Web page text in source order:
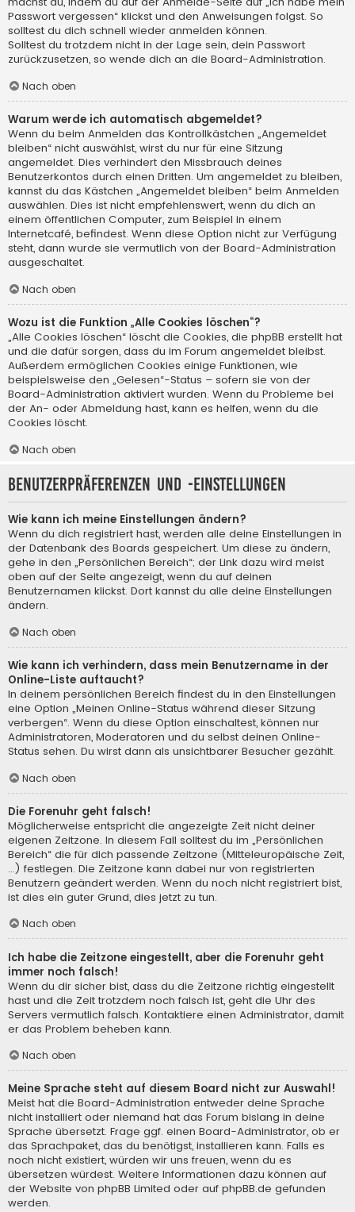
Passwort vergessen“ klickst und den Anweisungen folgst. So
solltest du dich schnell wieder anmelden können.
Solltest du trotzdem nicht in der Lage sein, dein Passwort
zurückzusetzen, so wende dich an die Board-Administration.
Nach oben
Warum werde ich automatisch abgemeldet?
Wenn du beim Anmelden das Kontrollkästchen „Angemeldet
bleiben“ nicht auswählst, wirst du nur für eine Sitzung
angemeldet. Dies verhindert den Missbrauch deines
Benutzerkontos durch einen Dritten. Um angemeldet zu bleiben,
kannst du das Kästchen „Angemeldet bleiben“ beim Anmelden
auswählen. Dies ist nicht empfehlenswert, wenn du dich an
einem öffentlichen Computer, zum Beispiel in einem
Internetcafé, befindest. Wenn diese Option nicht zur Verfügung
steht, dann wurde sie vermutlich von der Board-Administration
ausgeschaltet.
Nach oben
Wozu ist die Funktion „Alle Cookies löschen“?
„Alle Cookies löschen“ löscht die Cookies, die phpBB erstellt hat
und die dafür sorgen, dass du im Forum angemeldet bleibst.
Außerdem ermöglichen Cookies einige Funktionen, wie
beispielsweise den „Gelesen“-Status – sofern sie von der
Board-Administration aktiviert wurden. Wenn du Probleme bei
der An- oder Abmeldung hast, kann es helfen, wenn du die
Cookies löscht.
Nach oben
Benutzerpräferenzen und -einstellungen
Wie kann ich meine Einstellungen ändern?
Wenn du dich registriert hast, werden alle deine Einstellungen in
der Datenbank des Boards gespeichert. Um diese zu ändern,
gehe in den „Persönlichen Bereich“; der Link dazu wird meist
oben auf der Seite angezeigt, wenn du auf deinen
Benutzernamen klickst. Dort kannst du alle deine Einstellungen
ändern.
Nach oben
Wie kann ich verhindern, dass mein Benutzername in der
Online-Liste auftaucht?
In deinem persönlichen Bereich findest du in den Einstellungen
eine Option „Meinen Online-Status während dieser Sitzung
verbergen“. Wenn du diese Option einschaltest, können nur
Administratoren, Moderatoren und du selbst deinen Online-
Status sehen. Du wirst dann als unsichtbarer Besucher gezählt.
Nach oben
Die Forenuhr geht falsch!
Möglicherweise entspricht die angezeigte Zeit nicht deiner
eigenen Zeitzone. In diesem Fall solltest du im „Persönlichen
Bereich“ die für dich passende Zeitzone (Mitteleuropäische Zeit,
...) festlegen. Die Zeitzone kann dabei nur von registrierten
Benutzern geändert werden. Wenn du noch nicht registriert bist,
ist dies ein guter Grund, dies jetzt zu tun.
Nach oben
Ich habe die Zeitzone eingestellt, aber die Forenuhr geht
immer noch falsch!
Wenn du dir sicher bist, dass du die Zeitzone richtig eingestellt
hast und die Zeit trotzdem noch falsch ist, geht die Uhr des
Servers vermutlich falsch. Kontaktiere einen Administrator, damit
er das Problem beheben kann.
Nach oben
Meine Sprache steht auf diesem Board nicht zur Auswahl!
Meist hat die Board-Administration entweder deine Sprache
nicht installiert oder niemand hat das Forum bislang in deine
Sprache übersetzt. Frage ggf. einen Board-Administrator, ob er
das Sprachpaket, das du benötigst, installieren kann. Falls es
noch nicht existiert, würden wir uns freuen, wenn du es
übersetzen würdest. Weitere Informationen dazu können auf
der Website von phpBB Limited oder auf phpBB.de gefunden
werden.